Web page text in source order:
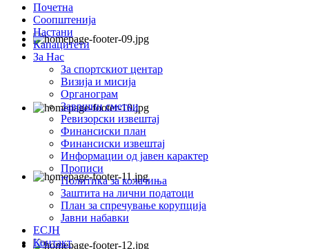
Почетна
Соопштенија
Настани
Капацитети
За Нас
За спортскиот центар
Визија и мисија
Органограм
Завршни сметки
Ревизорски извештај
Финансиски план
Финансиски извештај
Информации од јавен карактер
Прописи
Политика за колачиња
Заштита на лични податоци
План за спречување корупција
Јавни набавки
ЕСЈН
Контакт